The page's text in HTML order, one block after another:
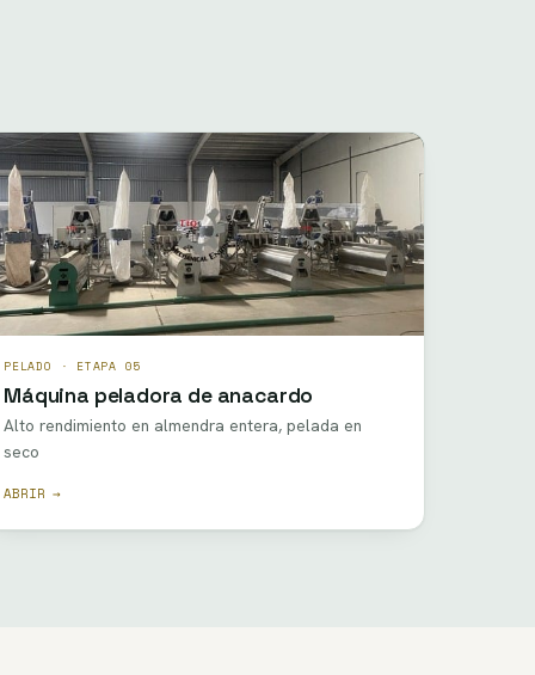
PELADO · ETAPA 05
Máquina peladora de anacardo
Alto rendimiento en almendra entera, pelada en
seco
ABRIR →